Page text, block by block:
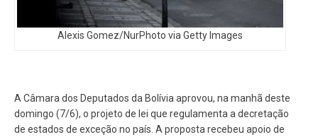
Alexis Gomez/NurPhoto via Getty Images
A Câmara dos Deputados da Bolívia aprovou, na manhã deste
domingo (7/6), o projeto de lei que regulamenta a decretação
de estados de exceção no país. A proposta recebeu apoio de